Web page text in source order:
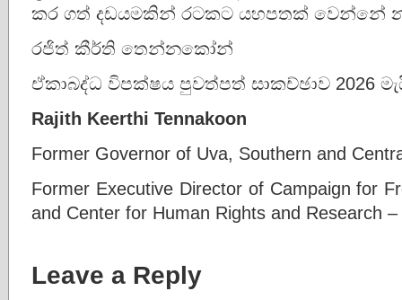
කර ගත් දඩයමකින් රටකට යහපතක් වෙන්නේ
රජිත් කීර්ති තෙන්නකෝන්
ඒකාබද්ධ විපක්ෂය පුවත්පත් සාකච්ඡාව 2026
Rajith Keerthi Tennakoon
Former Governor of Uva, Southern and
Former Executive Director of Campaign for
and Center for Human Rights and Research
Leave a Reply